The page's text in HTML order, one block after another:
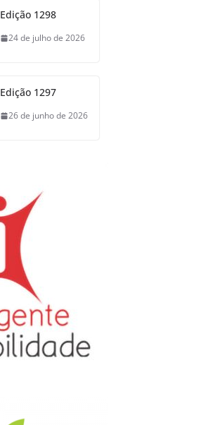
Edição 1298
24 de julho de 2026
Edição 1297
26 de junho de 2026